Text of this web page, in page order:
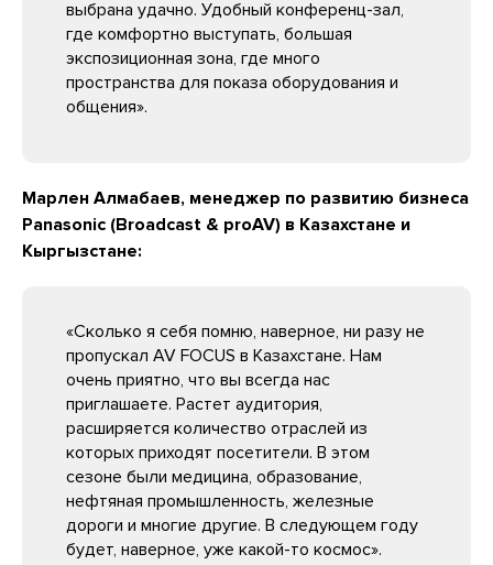
выбрана удачно. Удобный конференц-зал,
где комфортно выступать, большая
экспозиционная зона, где много
пространства для показа оборудования и
общения».
Марлен Алмабаев, менеджер по развитию бизнеса
Panasonic (Broadcast & proAV) в Казахстане и
Кыргызстане:
«Сколько я себя помню, наверное, ни разу не
пропускал AV FOCUS в Казахстане. Нам
очень приятно, что вы всегда нас
приглашаете. Растет аудитория,
расширяется количество отраслей из
которых приходят посетители. В этом
сезоне были медицина, образование,
нефтяная промышленность, железные
дороги и многие другие. В следующем году
будет, наверное, уже какой-то космос».